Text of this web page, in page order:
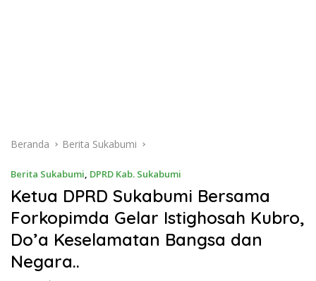
Beranda Berita Sukabumi
Berita Sukabumi, DPRD Kab. Sukabumi
Ketua DPRD Sukabumi Bersama
Forkopimda Gelar Istighosah Kubro,
Do’a Keselamatan Bangsa dan
Negara..